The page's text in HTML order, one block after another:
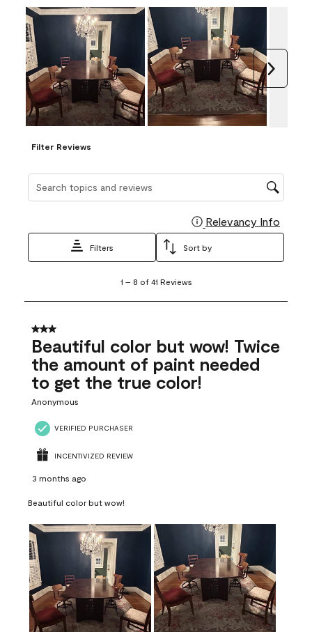
Filter Reviews
Relevancy Info
Filters Sort by
8
41
Reviews
1 – 8 of 41 Reviews
3 out of 5 stars.
Beautiful color but wow! Twice
the amount of paint needed
to get the true color!
Anonymous
VERIFIED PURCHASER
INCENTIVIZED REVIEW
3 months ago
Beautiful color but wow!